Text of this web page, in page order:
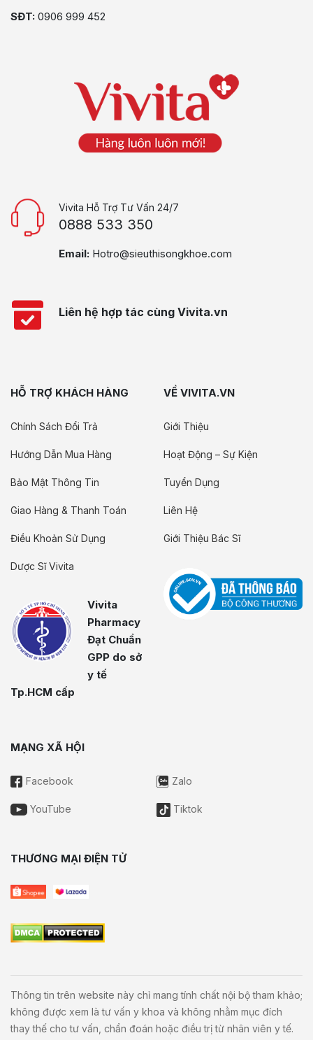
SĐT: 0906 999 452
Vivita Hỗ Trợ Tư Vấn 24/7
0888 533 350
Email: Hotro@sieuthisongkhoe.com
Liên hệ hợp tác cùng Vivita.vn
HỖ TRỢ KHÁCH HÀNG
Chính Sách Đổi Trả
Hướng Dẫn Mua Hàng
Bảo Mật Thông Tin
Giao Hàng & Thanh Toán
Điều Khoản Sử Dụng
Dược Sĩ Vivita
Vivita
Pharmacy
Đạt Chuẩn
GPP do sở
y tế
Tp.HCM cấp
VỀ VIVITA.VN
Giới Thiệu
Hoạt Động – Sự Kiện
Tuyển Dụng
Liên Hệ
Giới Thiệu Bác Sĩ
MẠNG XÃ HỘI
Facebook Zalo
YouTube Tiktok
THƯƠNG MẠI ĐIỆN TỬ
Thông tin trên website này chỉ mang tính chất nội bộ tham khảo;
không được xem là tư vấn y khoa và không nhằm mục đích
thay thế cho tư vấn, chẩn đoán hoặc điều trị từ nhân viên y tế.